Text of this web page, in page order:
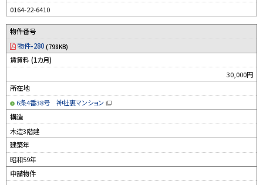
0164-22-6410
物件番号
物件-280 (798KB)
賃貸料 (1カ月)
30,000円
所在地
6条4番38号 神社裏マンション
（
規
ン
ウ
開
ま
構造
木造3階建
建築年
昭和59年
申請物件